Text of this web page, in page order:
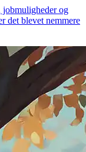
og
det blevet nemmere